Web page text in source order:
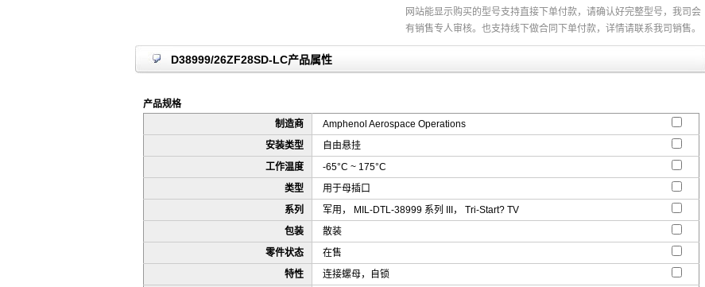
网站能显示购买的型号支持直接下单付款，请确认好完整型号，我司会
有销售专人审核。也支持线下做合同下单付款，详情请联系我司销售。
D38999/26ZF28SD-LC产品属性
产品规格
制造商
Amphenol Aerospace Operations
安装类型
自由悬挂
工作温度
-65°C ~ 175°C
类型
用于母插口
系列
军用， MIL-DTL-38999 系列 III， Tri-Start? TV
包装
散装
零件状态
在售
特性
连接螺母，自锁